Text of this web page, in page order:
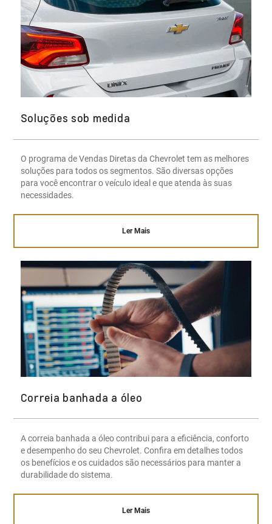
Soluções sob medida
O programa de Vendas Diretas da Chevrolet tem as melhores
soluções para todos os segmentos. São diversas opções
para você encontrar o veículo ideal e que atenda às suas
necessidades.
Ler Mais
Correia banhada a óleo
A correia banhada a óleo contribui para a eficiência, conforto
e desempenho do seu Chevrolet. Confira em detalhes todos
os benefícios e os cuidados são necessários para manter a
durabilidade do sistema.
Ler Mais